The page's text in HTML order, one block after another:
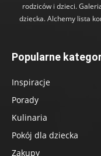
rodziców i dzieci.
dziecka. Alchemy lista
Popularne
Inspiracje
Porady
Kulinaria
Pokój dla dziecka
Zakupy